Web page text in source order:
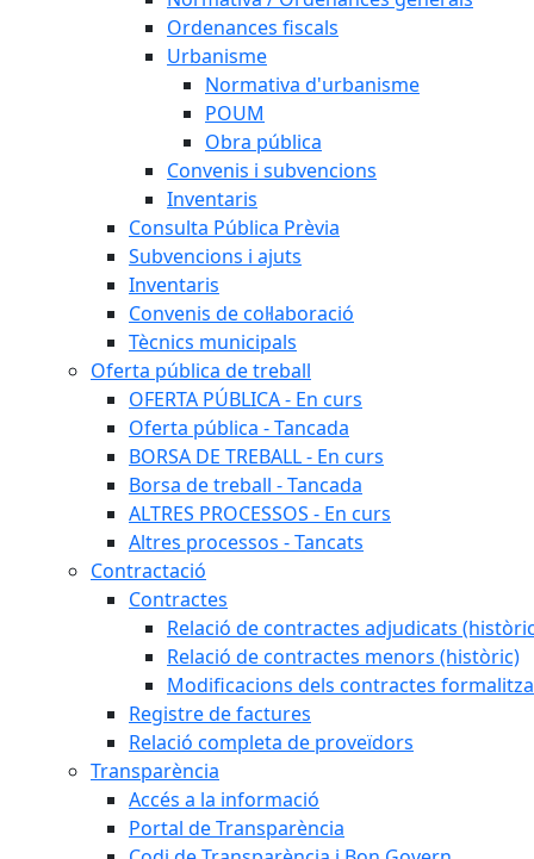
Ordenances fiscals
Urbanisme
Normativa d'urbanisme
POUM
Obra pública
Convenis i subvencions
Inventaris
Consulta Pública Prèvia
Subvencions i ajuts
Inventaris
Convenis de col·laboració
Tècnics municipals
Oferta pública de treball
OFERTA PÚBLICA - En curs
Oferta pública - Tancada
BORSA DE TREBALL - En curs
Borsa de treball - Tancada
ALTRES PROCESSOS - En curs
Altres processos - Tancats
Contractació
Contractes
Relació de contractes adjudicats
Relació de contractes menors (històric)
Modificacions dels contractes
Registre de factures
Relació completa de proveïdors
Transparència
Accés a la informació
Portal de Transparència